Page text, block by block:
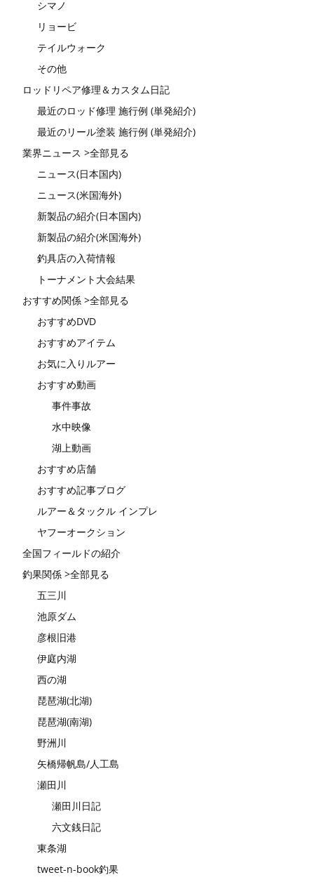
シマノ
リョービ
テイルウォーク
その他
ロッドリペア修理＆カスタム日記
最近のロッド修理 施行例 (単発紹介)
最近のリール塗装 施行例 (単発紹介)
業界ニュース >全部見る
ニュース(日本国内)
ニュース(米国海外)
新製品の紹介(日本国内)
新製品の紹介(米国海外)
釣具店の入荷情報
トーナメント大会結果
おすすめ関係 >全部見る
おすすめDVD
おすすめアイテム
お気に入りルアー
おすすめ動画
事件事故
水中映像
湖上動画
おすすめ店舗
おすすめ記事ブログ
ルアー＆タックル インプレ
ヤフーオークション
全国フィールドの紹介
釣果関係 >全部見る
五三川
池原ダム
彦根旧港
伊庭内湖
西の湖
琵琶湖(北湖)
琵琶湖(南湖)
野洲川
矢橋帰帆島/人工島
瀬田川
瀬田川日記
六文銭日記
東条湖
tweet-n-book釣果